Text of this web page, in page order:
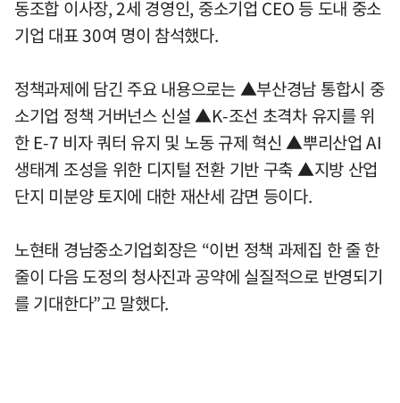
동조합 이사장, 2세 경영인, 중소기업 CEO 등 도내 중소
기업 대표 30여 명이 참석했다.
정책과제에 담긴 주요 내용으로는 ▲부산경남 통합시 중
소기업 정책 거버넌스 신설 ▲K-조선 초격차 유지를 위
한 E-7 비자 쿼터 유지 및 노동 규제 혁신 ▲뿌리산업 AI
생태계 조성을 위한 디지털 전환 기반 구축 ▲지방 산업
단지 미분양 토지에 대한 재산세 감면 등이다.
노현태 경남중소기업회장은 “이번 정책 과제집 한 줄 한
줄이 다음 도정의 청사진과 공약에 실질적으로 반영되기
를 기대한다”고 말했다.